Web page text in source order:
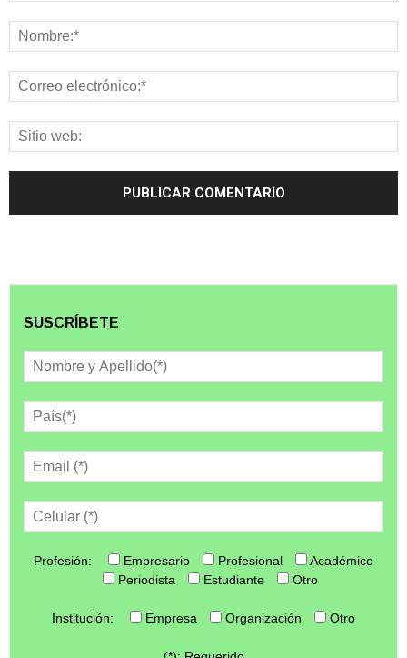
SUSCRÍBETE
Profesión: Empresario Profesional
Académico
Periodista
Estudiante Otro
Institución: Empresa Organización Otro